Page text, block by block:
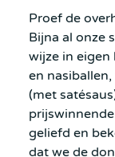
Proef de
Bijna al onze
wijze in eigen
en
(met
geliefd en
dat we de